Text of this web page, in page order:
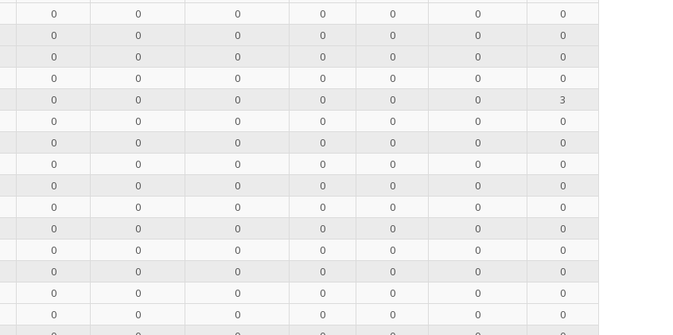
0 0 0 0 0 0
0
0 0 0 0 0 0
0
0 0 0 0 0 0
0
0 0 0 0 0 0
0
0 0 0 0 0 0
3
0 0 0 0 0 0
0
0 0 0 0 0 0
0
0 0 0 0 0 0
0
0 0 0 0 0 0
0
0 0 0 0 0 0
0
0 0 0 0 0 0
0
0 0 0 0 0 0
0
0 0 0 0 0 0
0
0 0 0 0 0 0
0
0 0 0 0 0 0
0